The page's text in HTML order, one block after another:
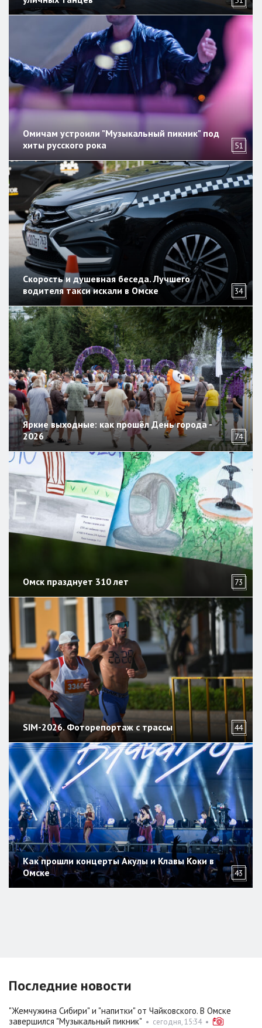
Омичам устроили "Музыкальный пикник" под
хиты русского рока
51
Скорость и душевная беседа. Лучшего
водителя такси искали в Омске
34
Яркие выходные: как прошёл День города -
2026
74
Омск празднует 310 лет 73
SIM-2026. Фоторепортаж с трассы 44
Как прошли концерты Акулы и Клавы Коки в
Омске
43
Последние новости
"Жемчужина Сибири" и "напитки" от Чайковского. В Омске
завершился "Музыкальный пикник" • сегодня, 15:34•